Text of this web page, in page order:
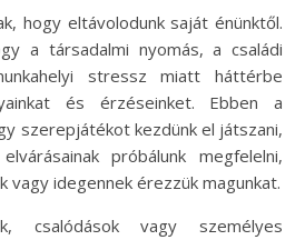
hogy eltávolodunk saját énünktől.
a társadalmi nyomás, a családi
stressz miatt háttérbe
és érzéseinket. Ebben a
szerepjátékot kezdünk el játszani,
próbálunk megfelelni,
vagy idegennek érezzük magunkat.
csalódások vagy személyes